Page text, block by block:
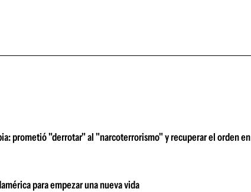
prometió "derrotar" al "narcoterrorismo" y recuperar el orden en
para empezar una nueva vida